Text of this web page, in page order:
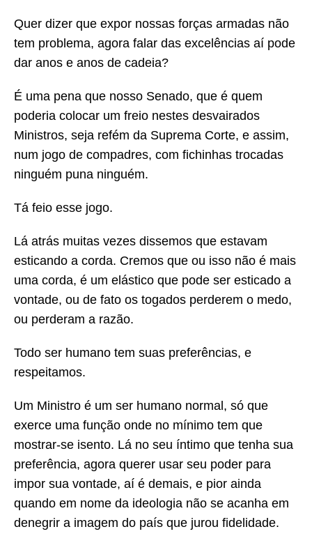
Quer dizer que expor nossas forças armadas não
tem problema, agora falar das excelências aí pode
dar anos e anos de cadeia?
É uma pena que nosso Senado, que é quem
poderia colocar um freio nestes desvairados
Ministros, seja refém da Suprema Corte, e assim,
num jogo de compadres, com fichinhas trocadas
ninguém puna ninguém.
Tá feio esse jogo.
Lá atrás muitas vezes dissemos que estavam
esticando a corda. Cremos que ou isso não é mais
uma corda, é um elástico que pode ser esticado a
vontade, ou de fato os togados perderem o medo,
ou perderam a razão.
Todo ser humano tem suas preferências, e
respeitamos.
Um Ministro é um ser humano normal, só que
exerce uma função onde no mínimo tem que
mostrar-se isento. Lá no seu íntimo que tenha sua
preferência, agora querer usar seu poder para
impor sua vontade, aí é demais, e pior ainda
quando em nome da ideologia não se acanha em
denegrir a imagem do país que jurou fidelidade.